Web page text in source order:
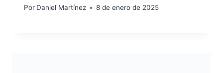
Por Daniel Martínez 8 de enero de 2025